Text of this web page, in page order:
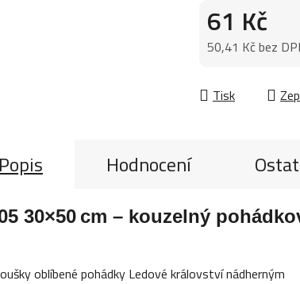
61 Kč
50,41 Kč bez
Tisk
Popis Hodnocení
30×50 cm – kouzelný
oblíbené pohádky Ledové království nádherným